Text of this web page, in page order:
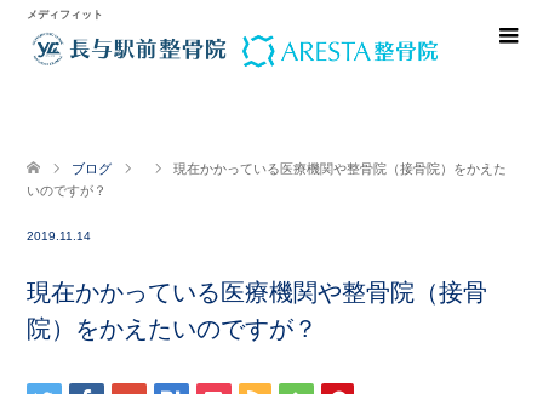
メディフィット
ブログ
現在かかっている医療機関や整骨院（接骨院）をかえた
いのですが？
2019.11.14
現在かかっている医療機関や整骨院（接骨
院）をかえたいのですが？